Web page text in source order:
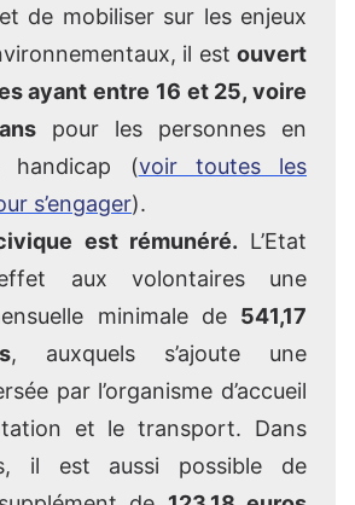
de mobiliser sur les enjeux
il est ouvert
ayant entre 16 et 25, voire
pour les personnes en
handicap (voir toutes les
s’engager).
est rémunéré. L’Etat
aux volontaires une
minimale de 541,17
, auxquels s’ajoute une
par l’organisme d’accueil
et le transport. Dans
il est aussi possible de